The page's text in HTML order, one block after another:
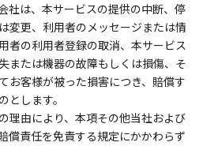
社は、本サービスの提供の中断、停
変更、利用者のメッセージまたは情
者の利用者登録の取消、本サービス
または機器の故障もしくは損傷、そ
お客様が被った損害につき、賠償す
とします。
理由により、本項その他当社および
償責任を免責する規定にかかわらず